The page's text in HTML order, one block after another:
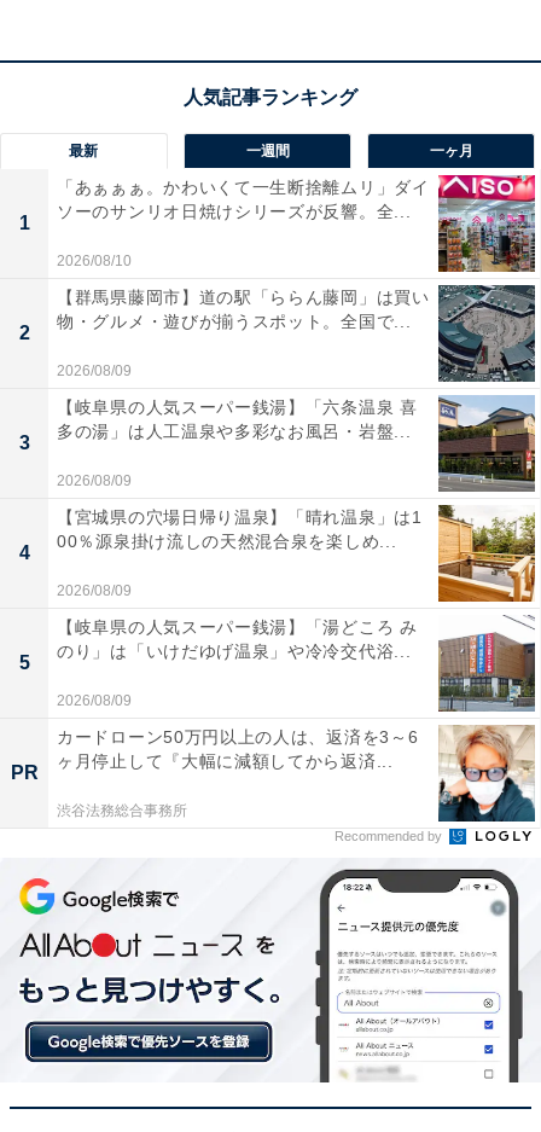
あわせて読みたい
「夏に行きたい大阪府の避暑観光地」ランキ
ング！ 2位「箕面の滝」を抑えた1位は？
【2025年調査】
「大泉緑地」は入園無料！ 約200種32万本の樹木
が茂るBMXコース・無料BBQエリアも充実の堺市
最新 一週間 一ヶ月
1
「あぁぁぁ。かわいくて一生断捨離ムリ」ダイ
ソーのサンリオ日焼けシリーズが反響。全...
2026/08/10
2
【群馬県藤岡市】道の駅「ららん藤岡」は買い
物・グルメ・遊びが揃うスポット。全国で...
2026/08/09
3
【岐阜県の人気スーパー銭湯】「六条温泉 喜
多の湯」は人工温泉や多彩なお風呂・岩盤...
2026/08/09
4
【宮城県の穴場日帰り温泉】「晴れ温泉」は1
00％源泉掛け流しの天然混合泉を楽しめ...
2026/08/09
5
【岐阜県の人気スーパー銭湯】「湯どころ み
のり」は「いけだゆげ温泉」や冷冷交代浴...
2026/08/09
PR
カードローン50万円以上の人は、返済を3～6
ヶ月停止して『大幅に減額してから返済...
渋谷法務総合事務所
Recommended by